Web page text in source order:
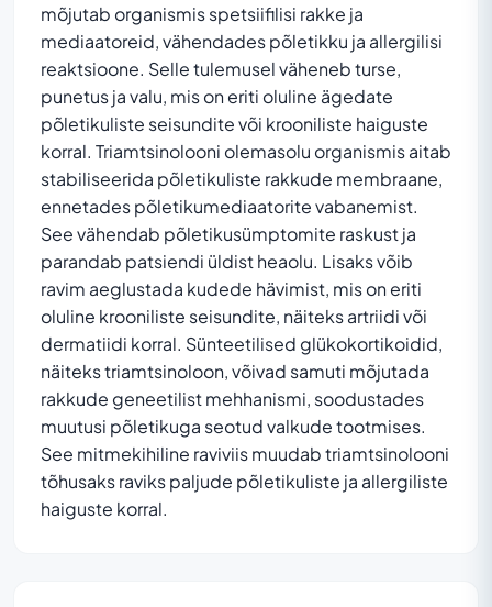
mõjutab organismis spetsiifilisi rakke ja
mediaatoreid, vähendades põletikku ja allergilisi
reaktsioone. Selle tulemusel väheneb turse,
punetus ja valu, mis on eriti oluline ägedate
põletikuliste seisundite või krooniliste haiguste
korral. Triamtsinolooni olemasolu organismis aitab
stabiliseerida põletikuliste rakkude membraane,
ennetades põletikumediaatorite vabanemist.
See vähendab põletikusümptomite raskust ja
parandab patsiendi üldist heaolu. Lisaks võib
ravim aeglustada kudede hävimist, mis on eriti
oluline krooniliste seisundite, näiteks artriidi või
dermatiidi korral. Sünteetilised glükokortikoidid,
näiteks triamtsinoloon, võivad samuti mõjutada
rakkude geneetilist mehhanismi, soodustades
muutusi põletikuga seotud valkude tootmises.
See mitmekihiline raviviis muudab triamtsinolooni
tõhusaks raviks paljude põletikuliste ja allergiliste
haiguste korral.